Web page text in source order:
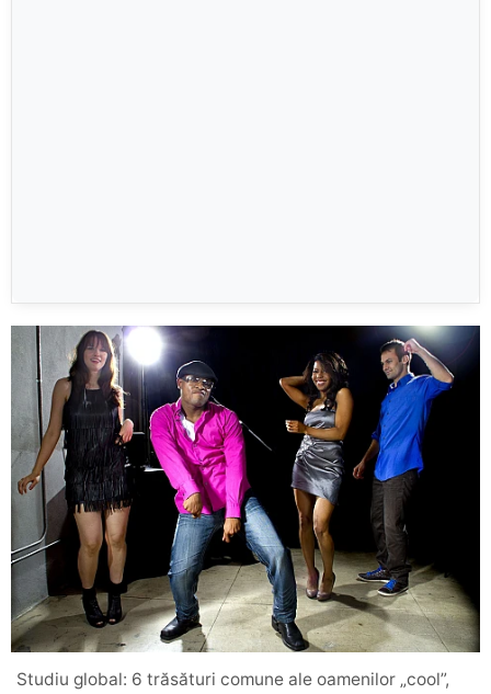
Studiu global: 6 trăsături comune ale oamenilor „cool”,